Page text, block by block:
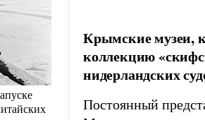
Крымские музеи,
коллекцию
нидерландских
Постоянный